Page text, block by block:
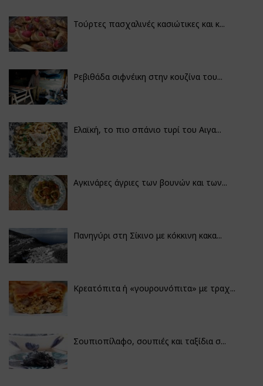
Τούρτες πασχαλινές κασιώτικες και κ...
Ρεβιθάδα σιφνέικη στην κουζίνα του...
Ελαϊκή, το πιο σπάνιο τυρί του Αιγα...
Αγκινάρες άγριες των βουνών και των...
Πανηγύρι στη Σίκινο με κόκκινη κακα...
Κρεατόπιτα ή «γουρουνόπιτα» με τραχ...
Σουπιοπίλαφο, σουπιές και ταξίδια σ...